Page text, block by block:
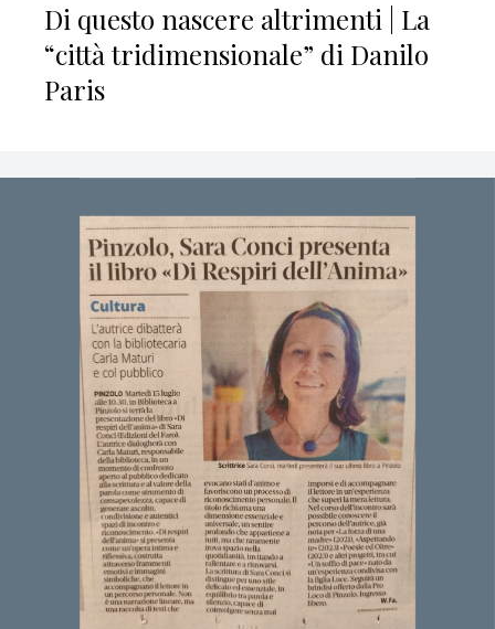
Di questo nascere altrimenti | La
“città tridimensionale” di Danilo
Paris